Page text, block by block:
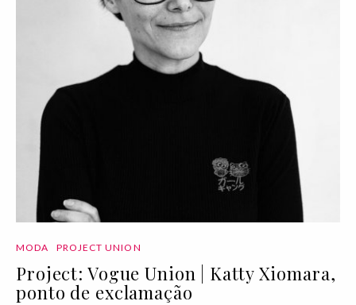
MODA PROJECT UNION
Project: Vogue Union | Katty Xiomara,
ponto de exclamação